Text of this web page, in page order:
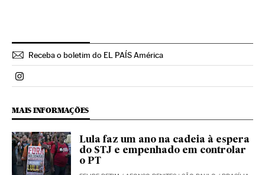
Receba o boletim do EL PAÍS América
Politica El País Brasil en Instagram
MAIS INFORMAÇÕES
Lula faz um ano na cadeia à espera
do STJ e empenhado em controlar
o PT